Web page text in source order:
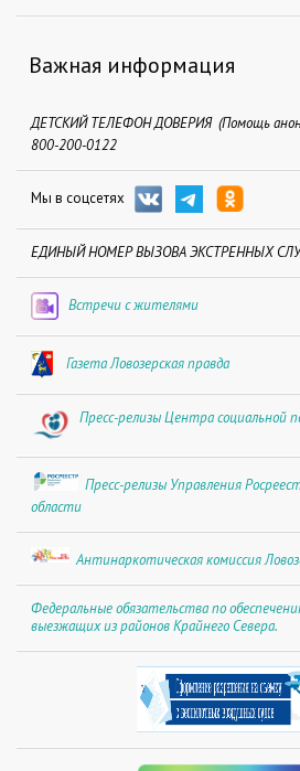
Важная информация
ДЕТСКИЙ ТЕЛЕФОН ДОВЕРИЯ (Помощь
800-200-0122
Мы в соцсетях
ЕДИНЫЙ НОМЕР ВЫЗОВА ЭКСТРЕННЫХ
Встречи с жителями
Газета Ловозерская правда
Пресс-релизы Центра социальной
Пресс-релизы Управления
области
Антинаркотическая комиссия
Федеральные обязательства по
выезжащих из районов Крайнего Севера.